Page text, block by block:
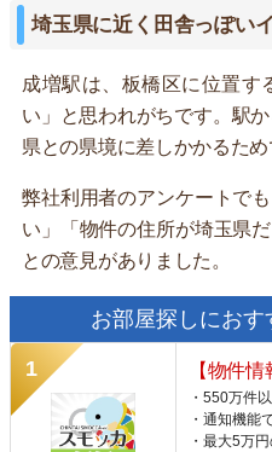
埼玉県に近く田舎っぽい
成増駅は、板橋区に位置す
い」と思われがちです。駅
県との県境に差しかかるため
弊社利用者のアンケートで
い」「物件の住所が埼玉県
との意見がありました。
お部屋探しにお
【物件情
・550万件
・通知機能
・最大5万